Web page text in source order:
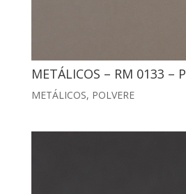
METÁLICOS – RM 0133 –
METÁLICOS, POLVERE